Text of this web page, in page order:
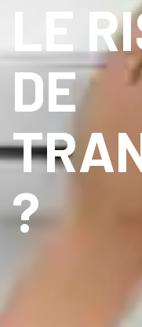
LE
DE
?